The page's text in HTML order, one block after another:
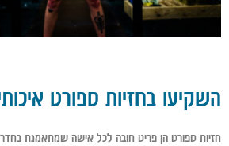
השקיעו בחזיות ספורט
חזיות ספורט הן פריט חובה לכל אישה שמתאמנת